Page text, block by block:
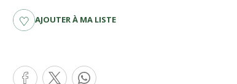
AJOUTER À MA LISTE